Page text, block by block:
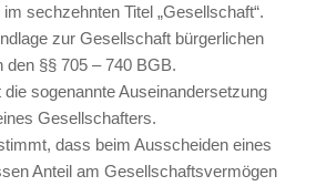
sechzehnten Titel „Gesellschaft“.
zur Gesellschaft bürgerlichen
den §§ 705 – 740 BGB.
sogenannte Auseinandersetzung
Gesellschafters.
dass beim Ausscheiden eines
Anteil am Gesellschaftsvermögen